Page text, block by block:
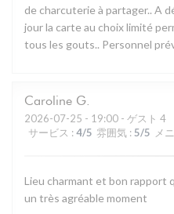
de charcuterie à partager.. A
jour la carte au choix limité
tous les gouts.. Personnel
Caroline G
2026-07-25 - 19:00 - ゲスト 4
サービス : 4/5 雰囲気 : 5/5 メ
Lieu charmant et bon rapport
un très agréable moment